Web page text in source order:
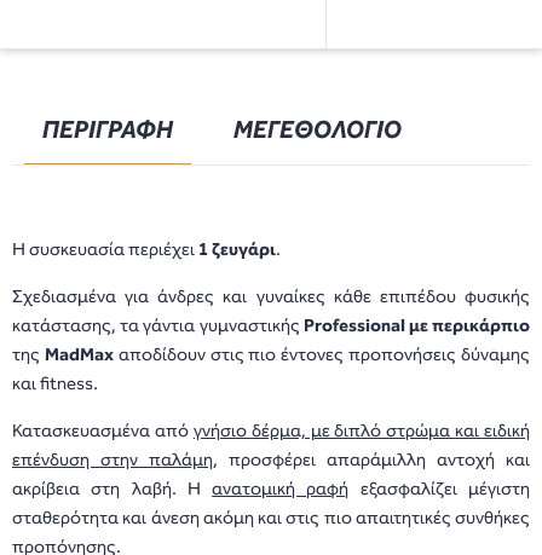
ΠΕΡΙΓΡΑΦΗ ΜΕΓΕΘΟΛΟΓΙΟ
Η συσκευασία περιέχει1 ζευγάρι.
Σχεδιασμένα για άνδρες και γυναίκες κάθε επιπέδου φυσικής
κατάστασης, τα γάντια γυμναστικής Professional με περικάρπιο
της MadMaxαποδίδουν στις πιο έντονες προπονήσεις δύναμης
και fitness.
Κατασκευασμένα απόγνήσιο δέρμα, με διπλό στρώμα και ειδική
επένδυση στην παλάμη, προσφέρει απαράμιλλη αντοχή και
ακρίβεια στη λαβή. Ηανατομική ραφή εξασφαλίζει μέγιστη
σταθερότητα και άνεση ακόμη και στις πιο απαιτητικές συνθήκες
προπόνησης.